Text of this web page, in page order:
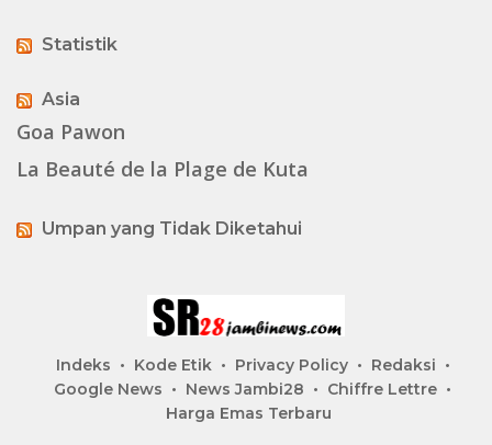
Statistik
Asia
Goa Pawon
La Beauté de la Plage de Kuta
Umpan yang Tidak Diketahui
Indeks Kode Etik Privacy Policy
Redaksi
Google News
News Jambi28
Chiffre Lettre
Harga Emas Terbaru